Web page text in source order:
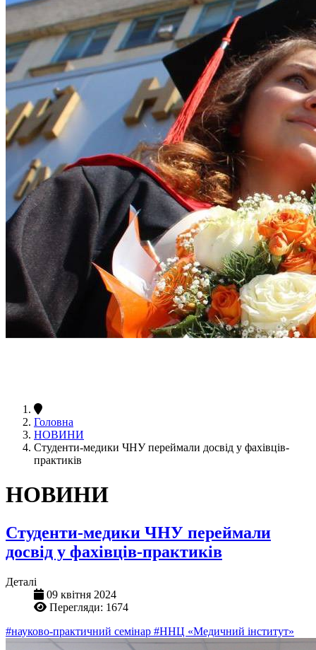
Головна
НОВИНИ
Студенти-медики ЧНУ переймали досвід у фахівців-
практиків
НОВИНИ
Студенти-медики ЧНУ переймали
досвід у фахівців-практиків
Деталі
09 квітня 2024
Перегляди: 1674
#науково-практичний семінар #ННЦ «Медичний інститут»